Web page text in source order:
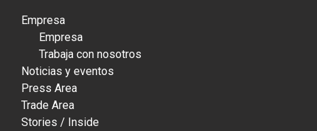
Empresa
Empresa
Trabaja con nosotros
Noticias y eventos
Press Area
Trade Area
Stories / Inside